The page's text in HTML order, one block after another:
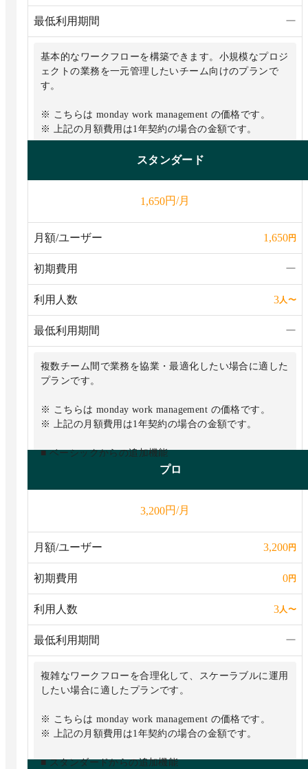
最低利用期間 ー
基本的なワークフローを構築できます。小規模なプロジ
ェクトの業務を一元管理したいチーム向けのプランで
す。
※ こちらは monday work management の価格です。
※ 上記の月額費用は1年契約の場合の金額です。
■ 無料プランからの追加機能
・1つのボードを元にしたダッシュボードを作成可能
・5GBのファイルストレージ
スタンダード
1,650円/月
月額/ユーザー 1,650円
初期費用 ー
利用人数 3人〜
最低利用期間 ー
複数チーム間で業務を協業・最適化したい場合に適した
プランです。
※ こちらは monday work management の価格です。
※ 上記の月額費用は1年契約の場合の金額です。
■ ベーシックからの追加機能
・タイムライン＆ガントビュー
・外部連携（統合）：月250アクション
・5つのボードの情報を元にしたダッシュボードを作成
・20GBのファイルストレージ
プロ
3,200円/月
月額/ユーザー 3,200円
初期費用 0円
利用人数 3人〜
最低利用期間 ー
複雑なワークフローを合理化して、スケーラブルに運用
したい場合に適したプランです。
※ こちらは monday work management の価格です。
※ 上記の月額費用は1年契約の場合の金額です。
■ スタンダードからの追加機能